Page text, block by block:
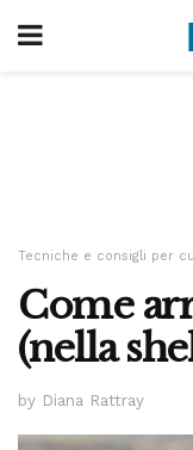
Tecniche e consigli per
Come
(nella
by Diana Rattray